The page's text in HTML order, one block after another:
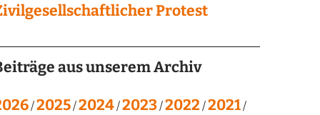
Protest
aus unserem Archiv
2025 2024 2023 2022 2021